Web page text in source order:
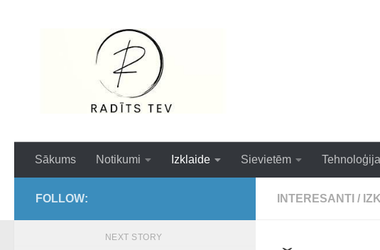
Sākums Notikumi Izklaide Sievietēm
INTERESANTI /
FOLLOW:
NEXT STORY